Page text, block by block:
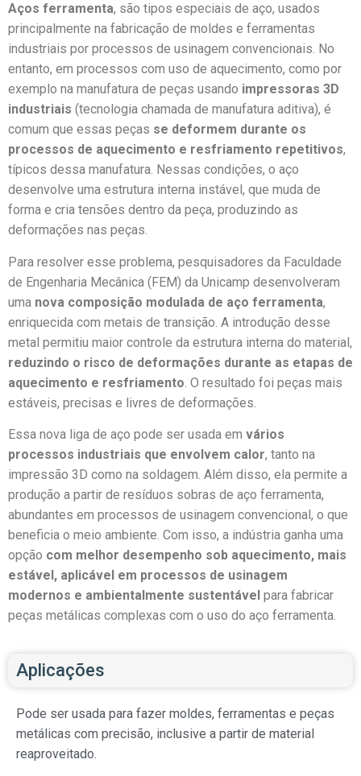
Aços ferramenta, são tipos especiais de aço, usados
principalmente na fabricação de moldes e ferramentas
industriais por processos de usinagem convencionais. No
entanto, em processos com uso de aquecimento, como por
exemplo na manufatura de peças usando impressoras 3D
industriais (tecnologia chamada de manufatura aditiva), é
comum que essas peças se deformem durante os
processos de aquecimento e resfriamento repetitivos,
típicos dessa manufatura. Nessas condições, o aço
desenvolve uma estrutura interna instável, que muda de
forma e cria tensões dentro da peça, produzindo as
deformações nas peças.
Para resolver esse problema, pesquisadores da Faculdade
de Engenharia Mecânica (FEM) da Unicamp desenvolveram
uma nova composição modulada de aço ferramenta,
enriquecida com metais de transição. A introdução desse
metal permitiu maior controle da estrutura interna do material,
reduzindo o risco de deformações durante as etapas de
aquecimento e resfriamento . O resultado foi peças mais
estáveis, precisas e livres de deformações.
Essa nova liga de aço pode ser usada em vários
processos industriais que envolvem calor, tanto na
impressão 3D como na soldagem. Além disso, ela permite a
produção a partir de resíduos sobras de aço ferramenta,
abundantes em processos de usinagem convencional, o que
beneficia o meio ambiente. Com isso, a indústria ganha uma
opção com melhor desempenho sob aquecimento, mais
estável, aplicável em processos de usinagem
modernos e ambientalmente sustentável para fabricar
peças metálicas complexas com o uso do aço ferramenta.
Aplicações
Pode ser usada para fazer moldes, ferramentas e peças
metálicas com precisão, inclusive a partir de material
reaproveitado.